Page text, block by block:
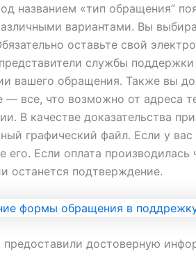
названием «тип обращения”
вариантами. Вы
оставьте свой
службы поддержки
вашего обращения. Также вы
— все, что возможно от адреса
В качестве доказательства
графический файл. Если у
его. Если оплата производилась
останется подтверждение.
предоставили достоверную